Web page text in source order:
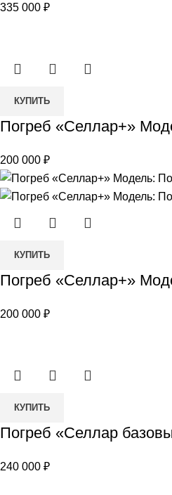
Модель:
335 000 ₽
Количество
Погреб
Модель:
Наклонный
+
КУПИТЬ
Погреб «Селлар+»
200 000 ₽
Количество
Погреб
Модель:
КУПИТЬ
Погреб «Селлар+»
200 000 ₽
Количество
Погреб
базовый»
КУПИТЬ
Погреб «Селлар
240 000 ₽